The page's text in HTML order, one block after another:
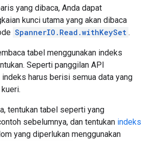
yang dibaca, Anda dapat
kunci utama yang akan dibaca
SpannerIO.Read.withKeySet .
tabel menggunakan indeks
Seperti panggilan API
indeks harus berisi semua data yang
tentukan tabel seperti yang
sebelumnya, dan tentukan indeks
yang diperlukan menggunakan